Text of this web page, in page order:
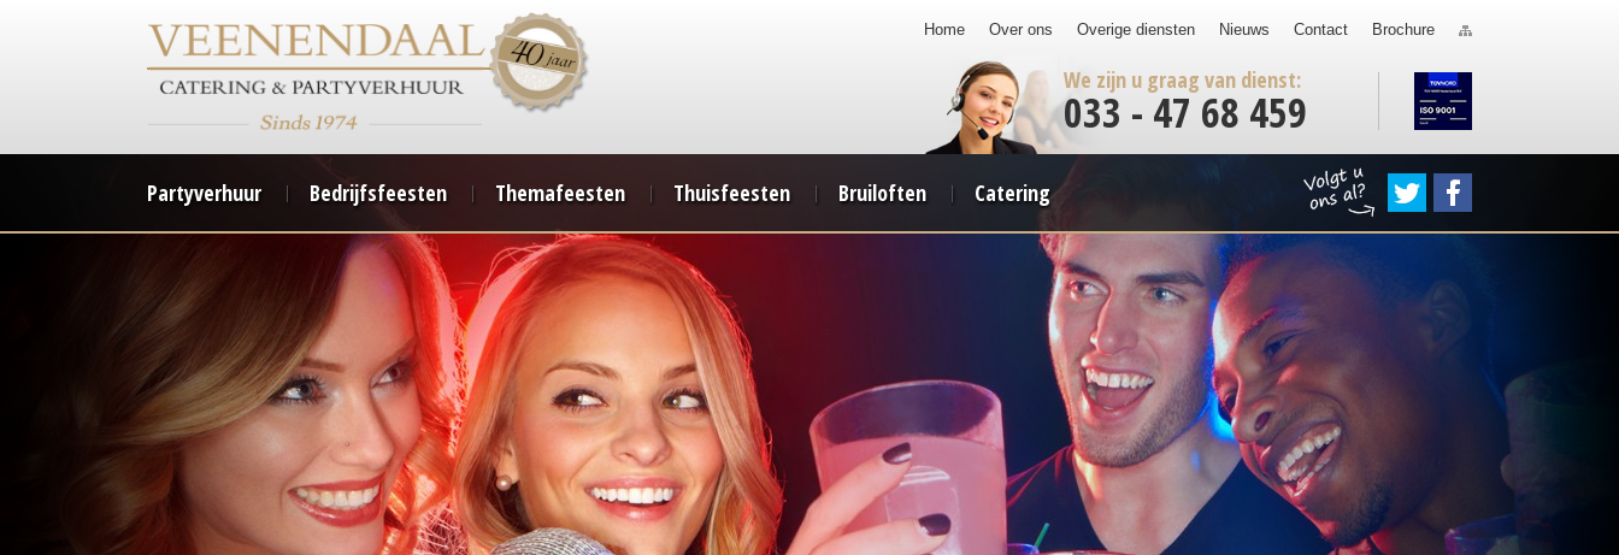
Home Over ons Overige diensten Nieuws Contact Brochure
We zijn u graag van dienst:
033 - 47 68 459
Partyverhuur Bedrijfsfeesten Themafeesten Thuisfeesten Bruiloften Catering